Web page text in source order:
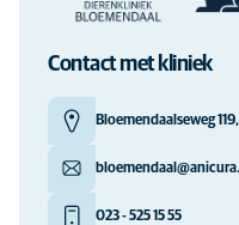
Contact met kliniek
Bloemendaalseweg
023 - 525 15 55